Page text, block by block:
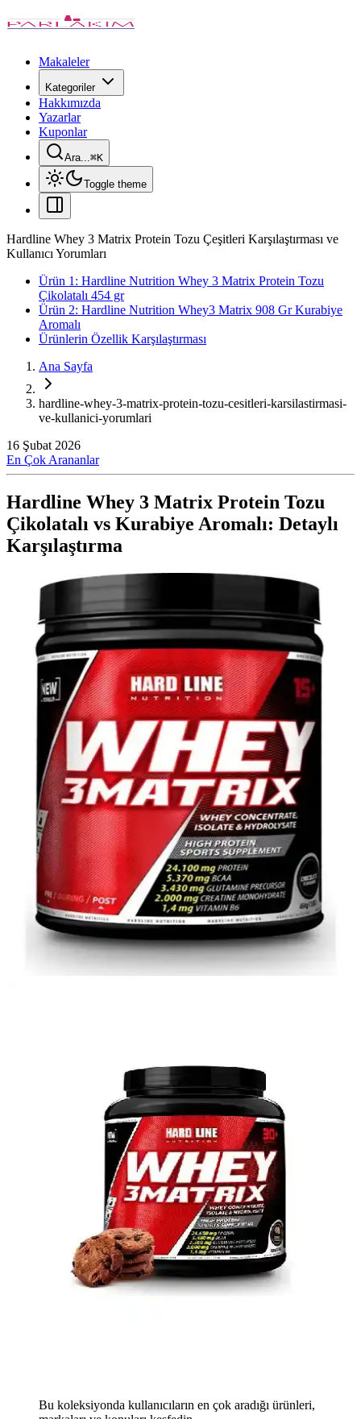
Makaleler
Kategoriler
Hakkımızda
Yazarlar
Kuponlar
Ara...⌘K
Toggle theme
Hardline Whey 3 Matrix Protein Tozu Çeşitleri Karşılaştırması ve
Kullanıcı Yorumları
Ürün 1: Hardline Nutrition Whey 3 Matrix Protein Tozu
Çikolatalı 454 gr
Ürün 2: Hardline Nutrition Whey3 Matrix 908 Gr Kurabiye
Aromalı
Ürünlerin Özellik Karşılaştırması
Ana Sayfa
hardline-whey-3-matrix-protein-tozu-cesitleri-karsilastirmasi-
ve-kullanici-yorumlari
16 Şubat 2026
En Çok Arananlar
Hardline Whey 3 Matrix Protein Tozu
Çikolatalı vs Kurabiye Aromalı: Detaylı
Karşılaştırma
Bu koleksiyonda kullanıcıların en çok aradığı ürünleri,